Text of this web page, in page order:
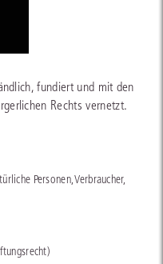
fundiert und mit den
Rechts vernetzt.
Personen, Verbraucher,